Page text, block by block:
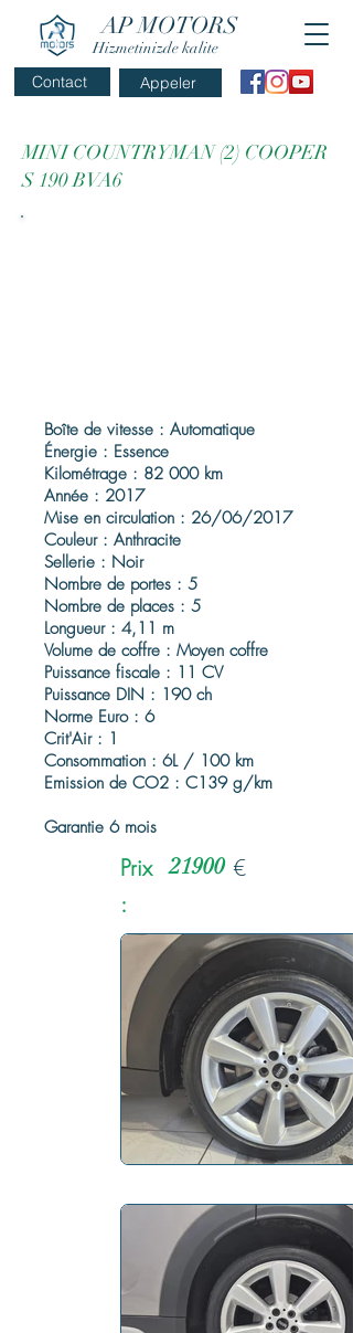
AP MOTORS
Hizmetinizde kalite
Appeler
Contact
MINI COUNTRYMAN (2) COOPER
S 190 BVA6
Boîte de vitesse : Automatique
Énergie : Essence
Kilométrage : 82 000 km
Année : 2017
Mise en circulation : 26/06/2017
Couleur : Anthracite
Sellerie : Noir
Nombre de portes : 5
Nombre de places : 5
Longueur : 4,11 m
Volume de coffre : Moyen coffre
Puissance fiscale : 11 CV
Puissance DIN : 190 ch
Norme Euro : 6
Crit'Air : 1
Consommation : 6L / 100 km
Emission de CO2 : C139 g/km
Garantie 6 mois
Prix
:
21900 €